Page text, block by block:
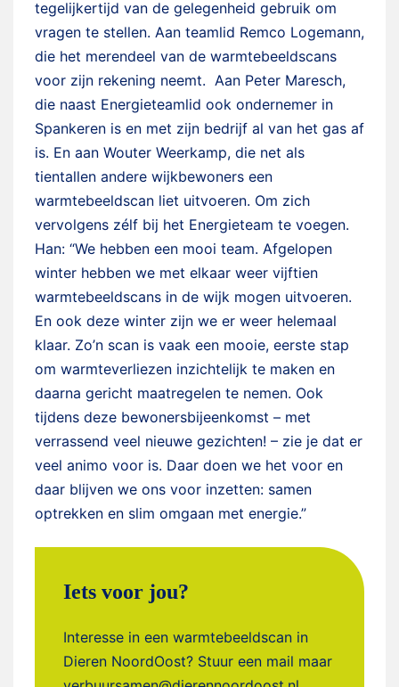
tegelijkertijd van de gelegenheid gebruik om
vragen te stellen. Aan teamlid Remco Logemann,
die het merendeel van de warmtebeeldscans
voor zijn rekening neemt. Aan Peter Maresch,
die naast Energieteamlid ook ondernemer in
Spankeren is en met zijn bedrijf al van het gas af
is. En aan Wouter Weerkamp, die net als
tientallen andere wijkbewoners een
warmtebeeldscan liet uitvoeren. Om zich
vervolgens zélf bij het Energieteam te voegen.
Han: “We hebben een mooi team. Afgelopen
winter hebben we met elkaar weer vijftien
warmtebeeldscans in de wijk mogen uitvoeren.
En ook deze winter zijn we er weer helemaal
klaar. Zo’n scan is vaak een mooie, eerste stap
om warmteverliezen inzichtelijk te maken en
daarna gericht maatregelen te nemen. Ook
tijdens deze bewonersbijeenkomst – met
verrassend veel nieuwe gezichten! – zie je dat er
veel animo voor is. Daar doen we het voor en
daar blijven we ons voor inzetten: samen
optrekken en slim omgaan met energie.”
Iets voor jou?
Interesse in een warmtebeeldscan in
Dieren NoordOost? Stuur een mail maar